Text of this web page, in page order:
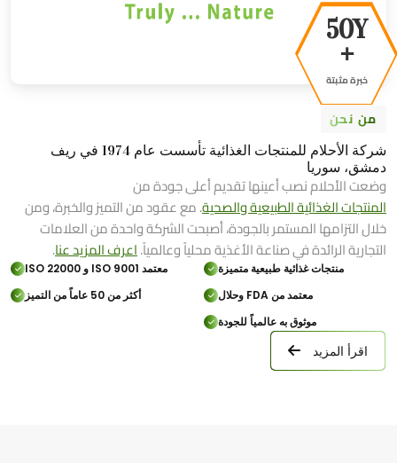
50Y
+
خبرة مثبتة
من نحن
شركة الأحلام للمنتجات الغذائية تأسست عام 1974 في ريف
دمشق، سوريا
وضعت الأحلام نصب أعينها تقديم أعلى جودة من
المنتجات الغذائية الطبيعية والصحية. مع عقود من التميز والخبرة، ومن
خلال التزامها المستمر بالجودة، أصبحت الشركة واحدة من العلامات
التجارية الرائدة في صناعة الأغذية محلياً وعالمياً.اعرف المزيد عنا.
منتجات غذائية طبيعية متميزة
معتمد ISO 9001 و ISO 22000
معتمد من FDA وحلال
أكثر من 50 عاماً من التميز
موثوق به عالمياً للجودة
اقرأ المزيد